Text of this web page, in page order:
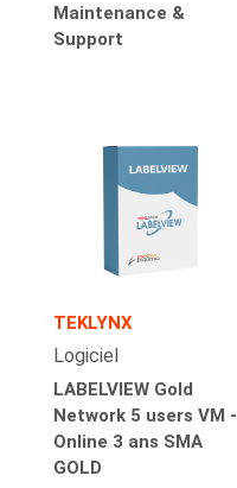
Maintenance &
Support
TEKLYNX
Logiciel
LABELVIEW Gold
Network 5 users VM -
Online 3 ans SMA
GOLD